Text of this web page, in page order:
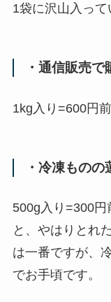
1袋に沢山入っ
・通信販売で
1kg 入り =600円
・冷凍もの
500g入り=300円
と、やはりとれ
は一番ですが、
でお手頃です。